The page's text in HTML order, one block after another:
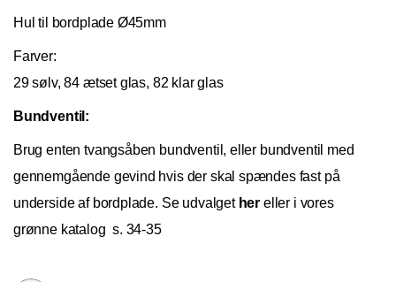
Hul til bordplade Ø45mm
Farver:
29 sølv, 84 ætset glas, 82 klar glas
Bundventil:
Brug enten tvangsåben bundventil, eller bundventil med
gennemgående gevind hvis der skal spændes fast på
underside af bordplade. Se udvalget her eller i vores
grønne katalog s. 34-35
Nettoline Ribe
Øster Vedsted Vej 6, 6760 Ribe,